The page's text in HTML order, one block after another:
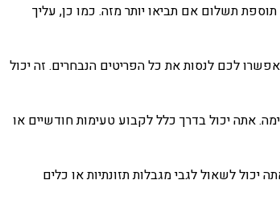
תשלום אם תביאו יותר מזה. כמו כן, עליך
לכם לנסות את כל הפריטים הנבחרים. זה יכול
אתה יכול בדרך כלל לקבוע טעימות חודשיים או
לשאול לגבי מגבלות תזונתיות או כלים